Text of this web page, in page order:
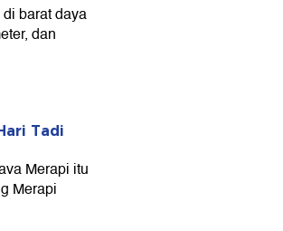
barat daya
dan
Tadi
Merapi itu
Merapi